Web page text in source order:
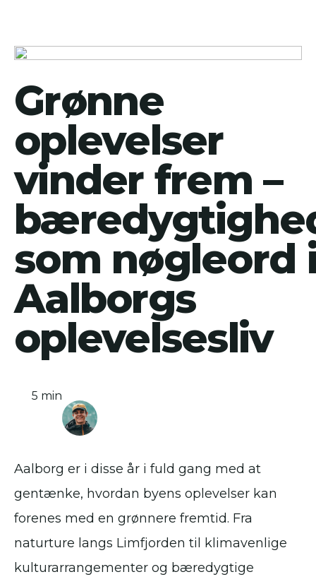
Grønne
oplevelser
vinder frem –
som nøgleord
Aalborgs
oplevelsesliv
5 min
Aalborg er i disse år i fuld gang med at
gentænke, hvordan byens oplevelser kan
forenes med en grønnere fremtid. Fra
naturture langs Limfjorden til klimavenlige
kulturarrangementer og bæredygtige